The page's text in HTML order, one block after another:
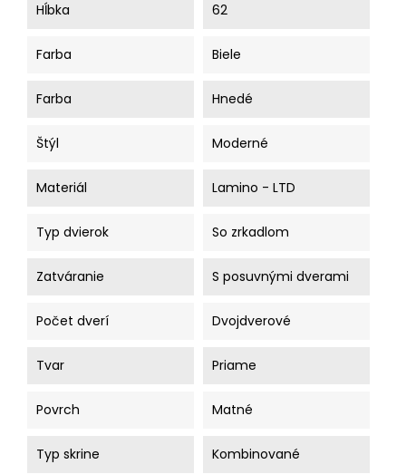
Hĺbka 62
Farba Biele
Farba Hnedé
Štýl Moderné
Materiál Lamino - LTD
Typ dvierok So zrkadlom
Zatváranie S posuvnými dverami
Počet dverí Dvojdverové
Tvar Priame
Povrch Matné
Typ skrine Kombinované